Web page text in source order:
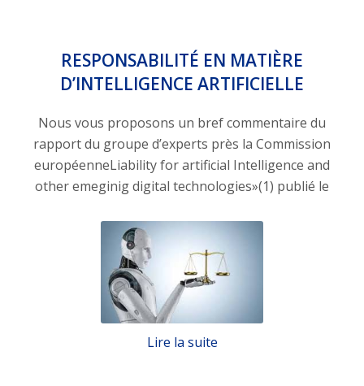
RESPONSABILITÉ EN MATIÈRE
D’INTELLIGENCE ARTIFICIELLE
Nous vous proposons un bref commentaire du
rapport du groupe d’experts près la Commission
européenneLiability for artificial Intelligence and
other emeginig digital technologies»(1) publié le
Lire la suite